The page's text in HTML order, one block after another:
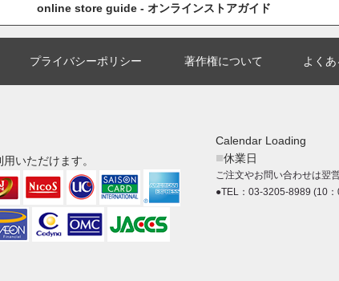
online store guide - オンラインストアガイド
プライバシーポリシー 著作権について よく
いただけます。
Calendar Loading
■休業日
ご注文やお問い合わせは翌
●TEL：03-3205-8989 (10